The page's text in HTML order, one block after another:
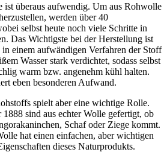
ist überaus aufwendig. Um aus Rohwolle
werden über 40
selbst heute noch viele Schritte in
Das Wichtigste bei der Herstellung ist
einem aufwändigen Verfahren der Stoff
Wasser stark verdichtet, sodass selbst
warm bzw. angenehm kühl halten.
eben besonderen Aufwand.
spielt aber eine wichtige Rolle.
sind aus echter Wolle gefertigt, ob
Schaf oder Ziege kommt.
hat einen einfachen, aber wichtigen
dieses Naturprodukts.